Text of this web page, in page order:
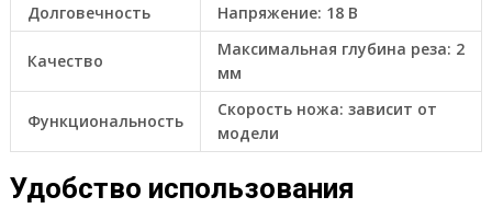
Долговечность
Напряжение: 18 В
Качество
Максимальная глубина реза: 2
мм
Функциональность
Скорость ножа: зависит от
модели
Удобство использования